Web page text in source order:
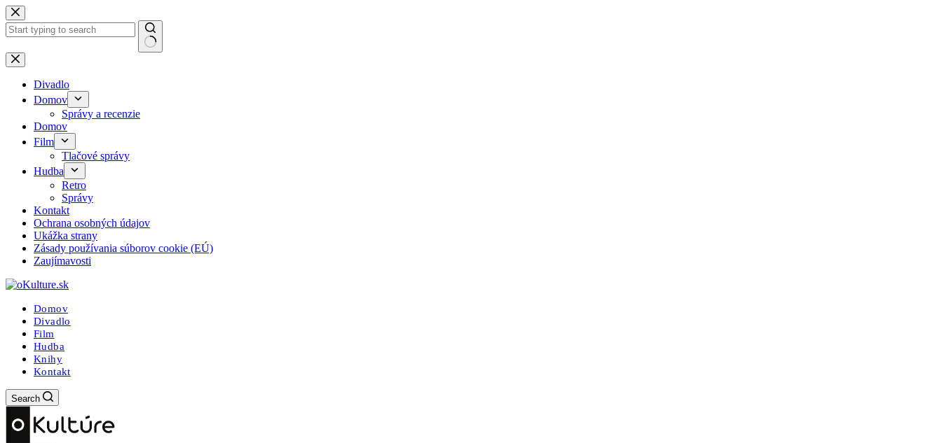
Skip
to
content
No
results
Divadlo
Domov
Správy a recenzie
Domov
Film
Tlačové správy
Hudba
Retro
Správy
Kontakt
Ochrana osobných údajov
Ukážka strany
Zásady používania súborov cookie (EÚ)
Zaujímavosti
Domov
Divadlo
Film
Hudba
Knihy
Kontakt
Search